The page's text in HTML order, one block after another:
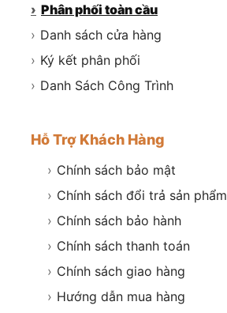
› Phân phối toàn cầu
› Danh sách cửa hàng
› Ký kết phân phối
› Danh Sách Công Trình
Hỗ Trợ Khách Hàng
› Chính sách bảo mật
› Chính sách đổi trả sản phẩm
› Chính sách bảo hành
› Chính sách thanh toán
› Chính sách giao hàng
› Hướng dẫn mua hàng